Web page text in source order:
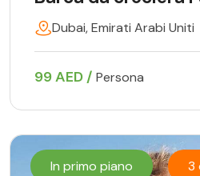
Dubai, Emirati Arabi Uniti
99 AED / Persona
In primo piano 3